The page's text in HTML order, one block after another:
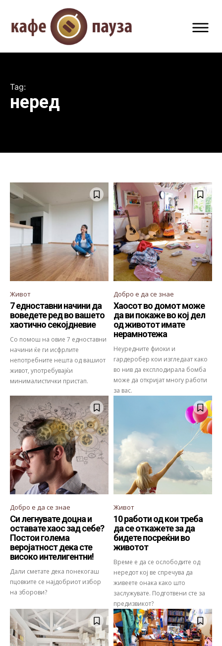
Tag:
неред
Живот
7 едноставни начини да
воведете ред во вашето
хаотично секојдневие
Со помош на овие 7 едноставни
начини ќе ги исфрлите
непотребните нешта од вашиот
живот, употребувајќи
минималистички пристап.
Добро е да се знае
Хаосот во домот може
да ви покаже во кој дел
од животот имате
нерамнотежа
Неуредните фиоки и
гардеробер кои изгледаат како
во нив да експлодирала бомба
може да откријат многу работи
за вас.
Добро е да се знае
Си легнувате доцна и
оставате хаос зад себе?
Постои голема
веројатност дека сте
високо интелигентни!
Дали сметате дека понекогаш
пцовките се најдобриот избор
на зборови?
Живот
10 работи од кои треба
да се откажете за да
бидете посреќни во
животот
Време е да се ослободите од
нередот кој ве спречува да
живеете онака како што
заслужувате. Подготвени сте за
предизвикот?